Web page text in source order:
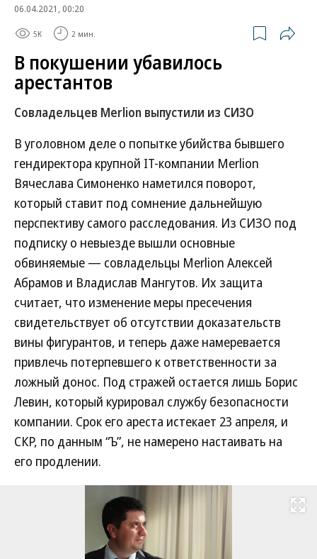
06.04.2021, 00:20
5K 2 мин.
В покушении убавилось
арестантов
Совладельцев Merlion выпустили из СИЗО
В уголовном деле о попытке убийства бывшего
гендиректора крупной IT-компании Merlion
Вячеслава Симоненко наметился поворот,
который ставит под сомнение дальнейшую
перспективу самого расследования. Из СИЗО под
подписку о невыезде вышли основные
обвиняемые — совладельцы Merlion Алексей
Абрамов и Владислав Мангутов. Их защита
считает, что изменение меры пресечения
свидетельствует об отсутствии доказательств
вины фигурантов, и теперь даже намеревается
привлечь потерпевшего к ответственности за
ложный донос. Под стражей остается лишь Борис
Левин, который курировал службу безопасности
компании. Срок его ареста истекает 23 апреля, и
СКР, по данным “Ъ”, не намерено настаивать на
его продлении.
Развернуть